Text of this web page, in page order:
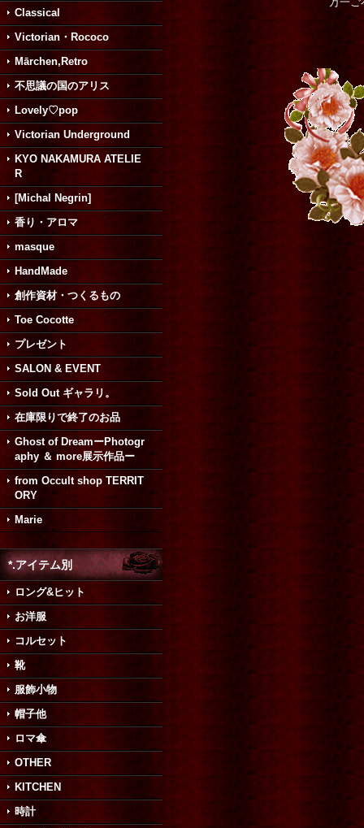
Classical
Victorian・Rococo
Mārchen,Retro
不思議の国のアリス
Lovely♡pop
Victorian Underground
KYO NAKAMURA ATELIE
R
[Michal Negrin]
香り・アロマ
masque
HandMade
創作資材・つくるもの
Toe Cocotte
プレゼント
SALON & EVENT
Sold Out ギャラリ。
在庫限りで終了のお品
Ghost of DreamーPhotogr
aphy ＆ more展示作品ー
from Occult shop TERRIT
ORY
Marie
*.アイテム別
ロング&ヒット
お洋服
コルセット
靴
服飾小物
帽子他
ロマ傘
OTHER
KITCHEN
時計